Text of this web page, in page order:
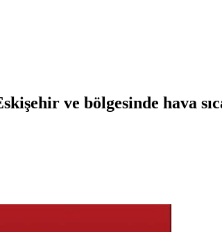
ve bölgesinde hava